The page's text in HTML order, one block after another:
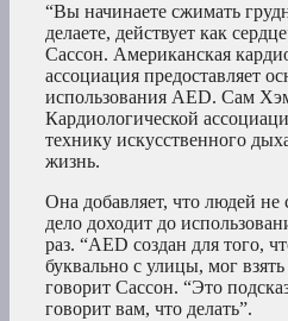
“Вы начинаете сжимать
делаете, действует как
Сассон. Американская
ассоциация предоставляет
использования AED. Сам
Кардиологической
технику искусственного
жизнь.
Она добавляет, что людей не
дело доходит до
раз. “AED создан для того,
буквально с улицы, мог
говорит Сассон. “Это
говорит вам, что делать”.